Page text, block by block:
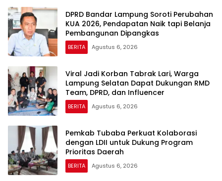
DPRD Bandar Lampung Soroti Perubahan
KUA 2026, Pendapatan Naik tapi Belanja
Pembangunan Dipangkas
BERITA Agustus 6, 2026
Viral Jadi Korban Tabrak Lari, Warga
Lampung Selatan Dapat Dukungan RMD
Team, DPRD, dan Influencer
BERITA Agustus 6, 2026
Pemkab Tubaba Perkuat Kolaborasi
dengan LDII untuk Dukung Program
Prioritas Daerah
BERITA Agustus 6, 2026